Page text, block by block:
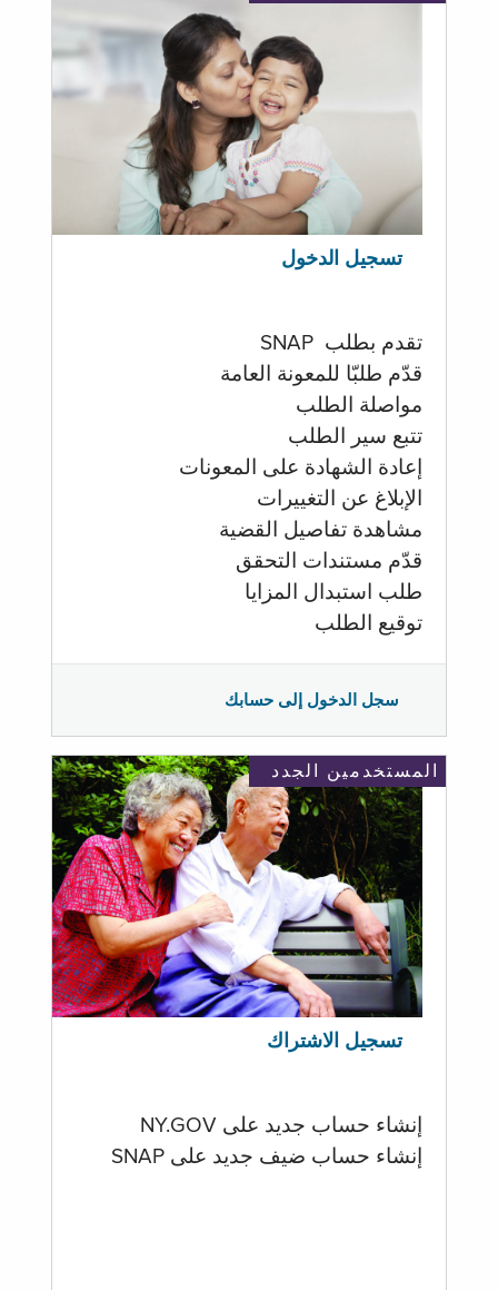
تسجيل الدخول
تقدم بطلب SNAP
قدّم طلبّا للمعونة العامة
مواصلة الطلب
تتبع سير الطلب
إعادة الشهادة على المعونات
الإبلاغ عن التغييرات
مشاهدة تفاصيل القضية
قدّم مستندات التحقق
طلب استبدال المزايا
توقيع الطلب
سجل الدخول إلى حسابك
المستخدمين الجدد
تسجيل الاشتراك
إنشاء حساب جديد على NY.GOV
إنشاء حساب ضيف جديد على SNAP